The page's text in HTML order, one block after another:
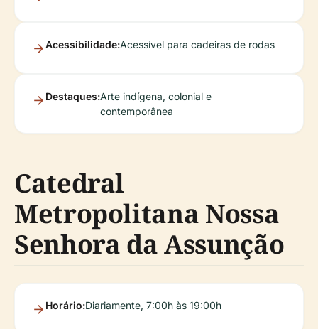
Acessibilidade:Acessível para cadeiras de rodas
Destaques:Arte indígena, colonial e
contemporânea
Catedral
Metropolitana Nossa
Senhora da Assunção
Horário:Diariamente, 7:00h às 19:00h